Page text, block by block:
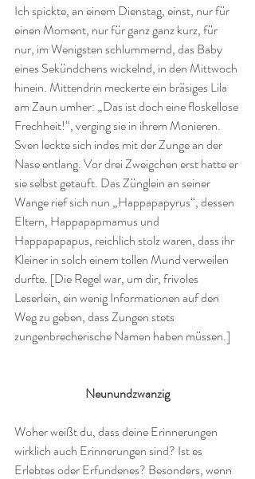
Ich spickte, an einem Dienstag, einst, nur für
einen Moment, nur für ganz ganz kurz, für
nur, im Wenigsten schlummernd, das Baby
eines Sekündchens wickelnd, in den Mittwoch
hinein. Mittendrin meckerte ein bräsiges Lila
am Zaun umher: „Das ist doch eine floskellose
Frechheit!“, verging sie in ihrem Monieren.
Sven leckte sich indes mit der Zunge an der
Nase entlang. Vor drei Zweigchen erst hatte er
sie selbst getauft. Das Zünglein an seiner
Wange rief sich nun „Happapapyrus“, dessen
Eltern, Happapapmamus und
Happapapapus, reichlich stolz waren, dass ihr
Kleiner in solch einem tollen Mund verweilen
durfte. [Die Regel war, um dir, frivoles
Leserlein, ein wenig Informationen auf den
Weg zu geben, dass Zungen stets
zungenbrecherische Namen haben müssen.]
Neunundzwanzig
Woher weißt du, dass deine Erinnerungen
wirklich auch Erinnerungen sind? Ist es
Erlebtes oder Erfundenes? Besonders, wenn